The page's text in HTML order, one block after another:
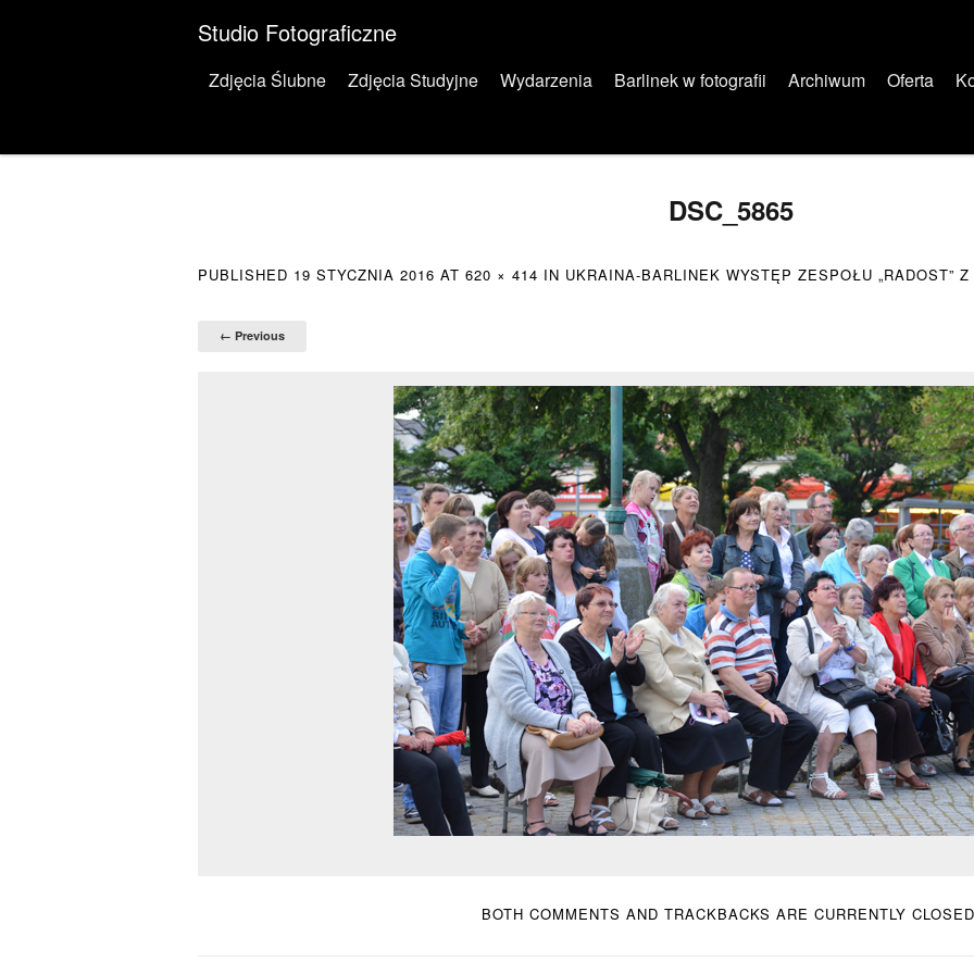
Studio Fotograficzne
Menu
Skip to content
Zdjęcia Ślubne Zdjęcia Studyjne Wydarzenia Barlinek w fotografii Archiwum Oferta
DSC_5865
PUBLISHED 19 STYCZNIA 2016 AT 620 × 414 IN UKRAINA-BARLINEK WYSTĘP ZESPOŁU „RADOST”
← Previous
BOTH COMMENTS AND TRACKBACKS ARE CURRENTLY